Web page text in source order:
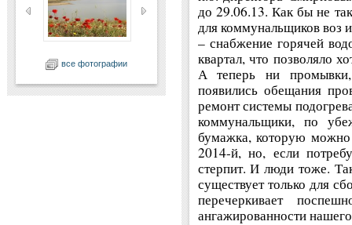
все фотографии
до 29.06.13. Как бы не
для коммунальщиков воз
– снабжение горячей
квартал, что позволяло
А теперь ни
появились обещания
ремонт системы
коммунальщики, по
бумажка, которую можно
2014-й, но, если
стерпит. И люди тоже.
существует только для
перечеркивает
ангажированности